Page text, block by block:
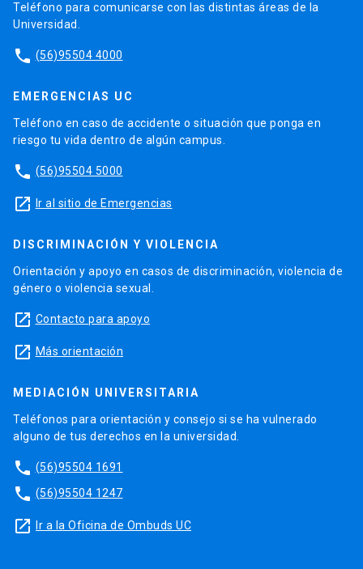
Teléfono para comunicarse con las distintas áreas de la
Universidad.
phone (56)95504 4000
EMERGENCIAS UC
Teléfono en caso de accidente o situación que ponga en
riesgo tu vida dentro de algún campus.
phone (56)95504 5000
launch Ir al sitio de Emergencias
DISCRIMINACIÓN Y VIOLENCIA
Orientación y apoyo en casos de discriminación, violencia de
género o violencia sexual.
launch Contacto para apoyo
launch Más orientación
MEDIACIÓN UNIVERSITARIA
Teléfonos para orientación y consejo si se ha vulnerado
alguno de tus derechos en la universidad.
phone (56)95504 1691
phone (56)95504 1247
launch Ir a la Oficina de Ombuds UC